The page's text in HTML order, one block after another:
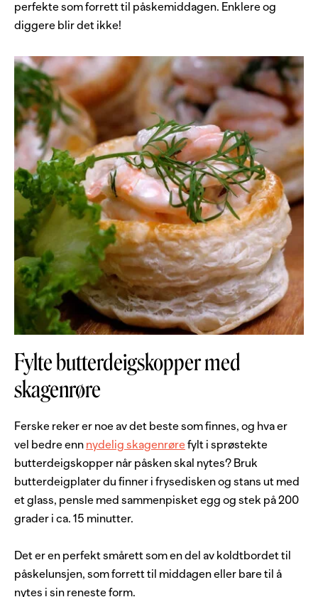
perfekte som forrett til påskemiddagen. Enklere og
diggere blir det ikke!
Fylte butterdeigskopper med
skagenrøre
Ferske reker er noe av det beste som finnes, og hva er
vel bedre enn nydelig skagenrøre fylt i sprøstekte
butterdeigskopper når påsken skal nytes? Bruk
butterdeigplater du finner i frysedisken og stans ut med
et glass, pensle med sammenpisket egg og stek på 200
grader i ca. 15 minutter.
Det er en perfekt smårett som en del av koldtbordet til
påskelunsjen, som forrett til middagen eller bare til å
nytes i sin reneste form.